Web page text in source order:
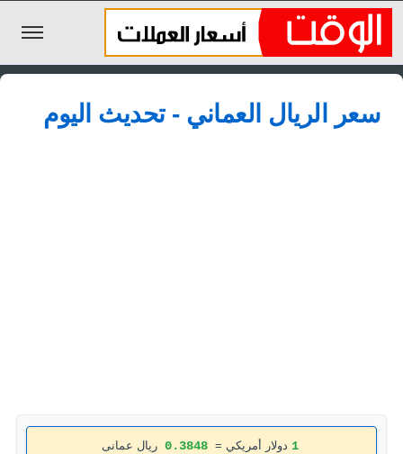
الليرة السورية
الجنيه المصري
سعر الريال العماني - تحديث اليوم
1 دولار أمريكي = 0.3848 ريال عمانى